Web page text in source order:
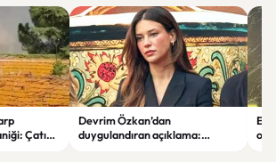
Çatıda
Devrim Özkan’dan
duygulandıran açıklama: